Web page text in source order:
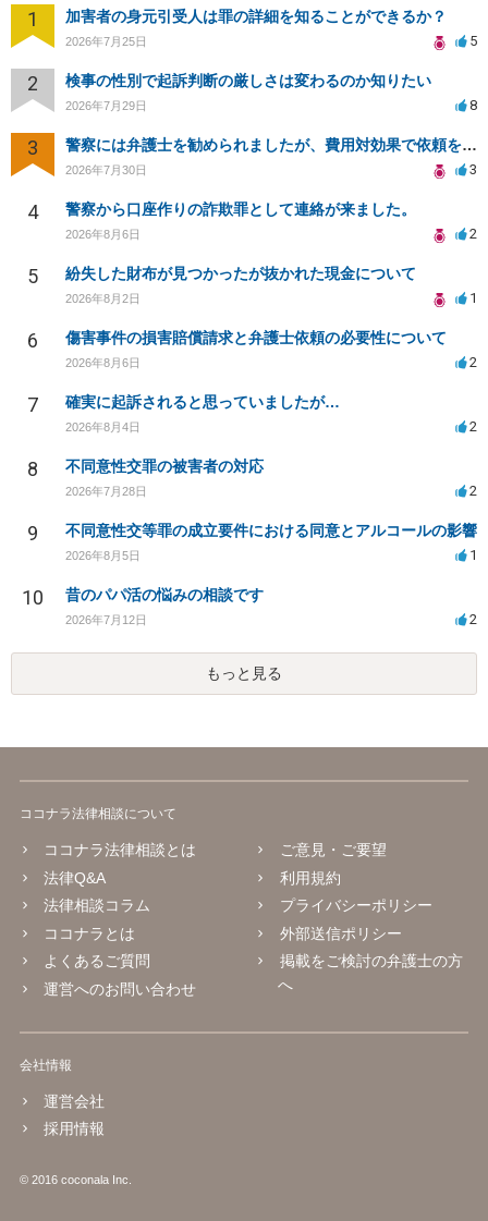
1 加害者の身元引受人は罪の詳細を知ることができるか？
2026年7月25日 5
2 検事の性別で起訴判断の厳しさは変わるのか知りたい
2026年7月29日 8
3 警察には弁護士を勧められましたが、費用対効果で依頼をすることを躊躇しています。
2026年7月30日 3
4 警察から口座作りの詐欺罪として連絡が来ました。
2026年8月6日 2
5 紛失した財布が見つかったが抜かれた現金について
2026年8月2日 1
6 傷害事件の損害賠償請求と弁護士依頼の必要性について
2026年8月6日 2
7 確実に起訴されると思っていましたが…
2026年8月4日 2
8 不同意性交罪の被害者の対応
2026年7月28日 2
9 不同意性交等罪の成立要件における同意とアルコールの影響
2026年8月5日 1
10 昔のパパ活の悩みの相談です
2026年7月12日 2
もっと見る
ココナラ法律相談について
ココナラ法律相談とは
法律Q&A
法律相談コラム
ココナラとは
よくあるご質問
運営へのお問い合わせ
ご意見・ご要望
利用規約
プライバシーポリシー
外部送信ポリシー
掲載をご検討の弁護士の方
へ
会社情報
運営会社
採用情報
© 2016 coconala Inc.